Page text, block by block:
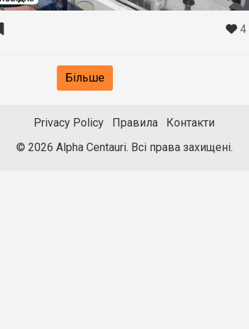
4
Більше
Privacy Policy Правила
Контакти
© 2026 Alpha Centauri. Всі права захищені.